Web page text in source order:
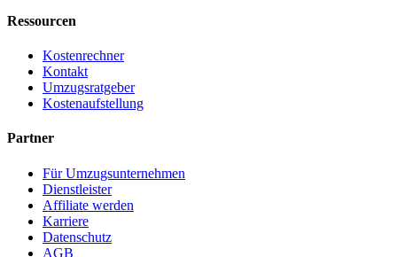
Ressourcen
Kostenrechner
Kontakt
Umzugsratgeber
Kostenaufstellung
Partner
Für Umzugsunternehmen
Dienstleister
Affiliate werden
Karriere
Datenschutz
AGB